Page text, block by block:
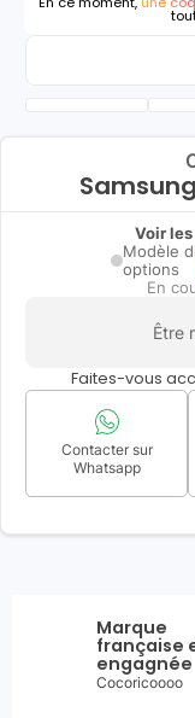
Samsung
Voir
Modèle
options
En
Être
Faites-vous
Contacter sur
Whatsapp
Marque
française
engagnée
Cocoricoooo